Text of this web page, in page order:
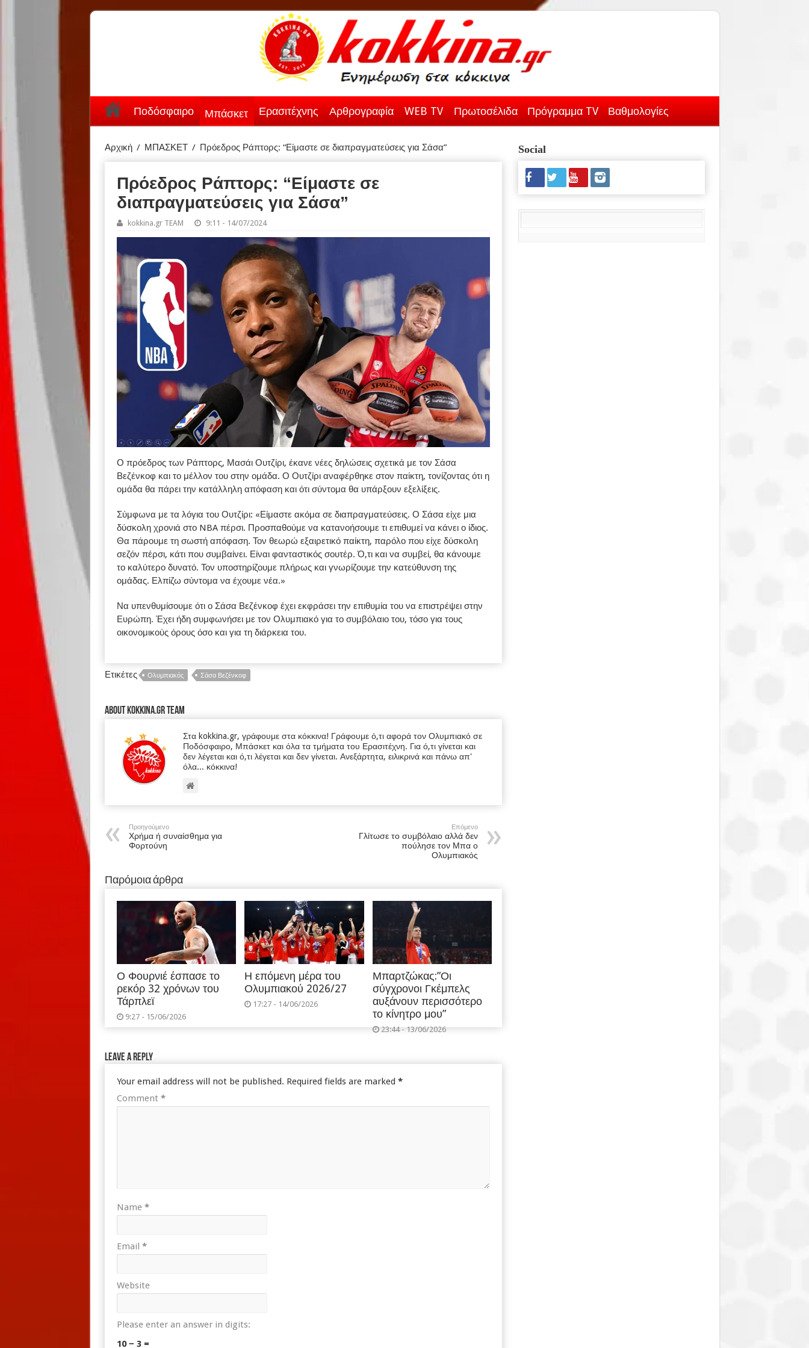
Ποδόσφαιρο Μπάσκετ Ερασιτέχνης Αρθρογραφία WEB TV Πρωτοσέλιδα Πρόγραμμα TV Βαθμολογίες
Αρχική / ΜΠΑΣΚΕΤ / Πρόεδρος Ράπτορς: “Είμαστε σε διαπραγματεύσεις για Σάσα”
Πρόεδρος Ράπτορς: “Είμαστε σε
διαπραγματεύσεις για Σάσα”
kokkina.gr TEAM 9:11 - 14/07/2024
Ο πρόεδρος των Ράπτορς, Μασάι Ουτζίρι, έκανε νέες δηλώσεις σχετικά με τον Σάσα
Βεζένκοφ και το μέλλον του στην ομάδα. Ο Ουτζίρι αναφέρθηκε στον παίκτη, τονίζοντας ότι η
ομάδα θα πάρει την κατάλληλη απόφαση και ότι σύντομα θα υπάρξουν εξελίξεις.
Σύμφωνα με τα λόγια του Ουτζίρι: «Είμαστε ακόμα σε διαπραγματεύσεις. Ο Σάσα είχε μια
δύσκολη χρονιά στο NBA πέρσι. Προσπαθούμε να κατανοήσουμε τι επιθυμεί να κάνει ο ίδιος.
Θα πάρουμε τη σωστή απόφαση. Τον θεωρώ εξαιρετικό παίκτη, παρόλο που είχε δύσκολη
σεζόν πέρσι, κάτι που συμβαίνει. Είναι φανταστικός σουτέρ. Ό,τι και να συμβεί, θα κάνουμε
το καλύτερο δυνατό. Τον υποστηρίζουμε πλήρως και γνωρίζουμε την κατεύθυνση της
ομάδας. Ελπίζω σύντομα να έχουμε νέα.»
Να υπενθυμίσουμε ότι ο Σάσα Βεζένκοφ έχει εκφράσει την επιθυμία του να επιστρέψει στην
Ευρώπη. Έχει ήδη συμφωνήσει με τον Ολυμπιακό για το συμβόλαιο του, τόσο για τους
οικονομικούς όρους όσο και για τη διάρκεια του.
Ετικέτες Ολυμπιακός Σάσα Βεζένκοφ
About kokkina.gr TEAM
Στα kokkina.gr, γράφουμε στα κόκκινα! Γράφουμε ό,τι αφορά τον Ολυμπιακό σε
Ποδόσφαιρο, Μπάσκετ και όλα τα τμήματα του Ερασιτέχνη. Για ό,τι γίνεται και
δεν λέγεται και ό,τι λέγεται και δεν γίνεται. Ανεξάρτητα, ειλικρινά και πάνω απ'
όλα... κόκκινα!
Προηγούμενο
Χρήμα ή συναίσθημα για
Φορτούνη
Επόμενο
Γλίτωσε το συμβόλαιο αλλά δεν
πούλησε τον Μπα ο
Ολυμπιακός
Παρόμοια άρθρα
Ο Φουρνιέ έσπασε το
ρεκόρ 32 χρόνων του
Τάρπλεϊ
9:27 - 15/06/2026
Η επόμενη μέρα του
Ολυμπιακού 2026/27
17:27 - 14/06/2026
Μπαρτζώκας:”Οι
σύγχρονοι Γκέμπελς
αυξάνουν περισσότερο
το κίνητρο μου”
23:44 - 13/06/2026
Leave a Reply
Your email address will not be published. Required fields are marked *
Comment *
Name *
Email *
Website
Please enter an answer in digits:
10 − 3 =
Social